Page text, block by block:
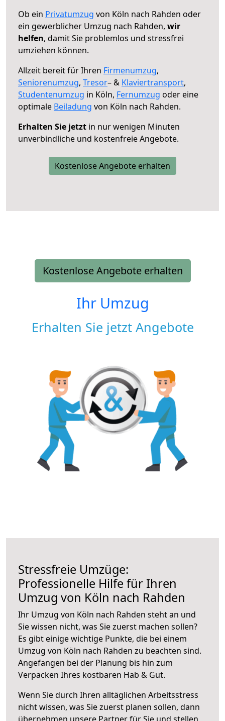
Ob ein Privatumzug von Köln nach Rahden oder
ein gewerblicher Umzug nach Rahden, wir
helfen, damit Sie problemlos und stressfrei
umziehen können.
Allzeit bereit für Ihren Firmenumzug,
Seniorenumzug, Tresor– & Klaviertransport,
Studentenumzug in Köln, Fernumzug oder eine
optimale Beiladung von Köln nach Rahden.
Erhalten Sie jetzt in nur wenigen Minuten
unverbindliche und kostenfreie Angebote.
Kostenlose Angebote erhalten
Kostenlose Angebote erhalten
Ihr Umzug
Erhalten Sie jetzt Angebote
Stressfreie Umzüge:
Professionelle Hilfe für Ihren
Umzug von Köln nach Rahden
Ihr Umzug von Köln nach Rahden steht an und
Sie wissen nicht, was Sie zuerst machen sollen?
Es gibt einige wichtige Punkte, die bei einem
Umzug von Köln nach Rahden zu beachten sind.
Angefangen bei der Planung bis hin zum
Verpacken Ihres kostbaren Hab & Gut.
Wenn Sie durch Ihren alltäglichen Arbeitsstress
nicht wissen, was Sie zuerst planen sollen, dann